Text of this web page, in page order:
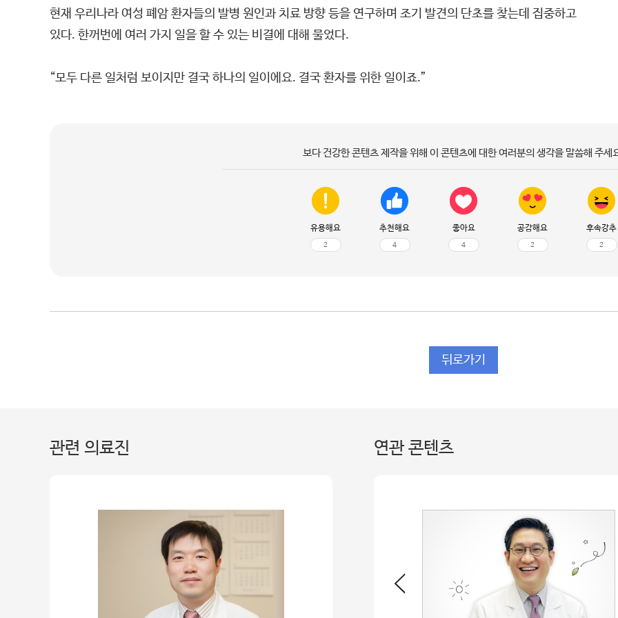
현재 우리나라 여성 폐암 환자들의 발병 원인과 치료 방향 등을 연구하며 조기 발견의 단초를 찾는데 집중하고
있다. 한꺼번에 여러 가지 일을 할 수 있는 비결에 대해 물었다.
“모두 다른 일처럼 보이지만 결국 하나의 일이에요. 결국 환자를 위한 일이죠.”
보다 건강한 콘텐츠 제작을 위해 이 콘텐츠에 대한 여러분의 생각을 말씀해 주세
유용해요
2
추천해요
4
좋아요
4
공감해요
2
후속강추
2
뒤로가기
관련 의료진 연관 콘텐츠